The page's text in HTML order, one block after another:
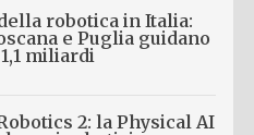
robotica in Italia:
e Puglia guidano
miliardi
2: la Physical AI